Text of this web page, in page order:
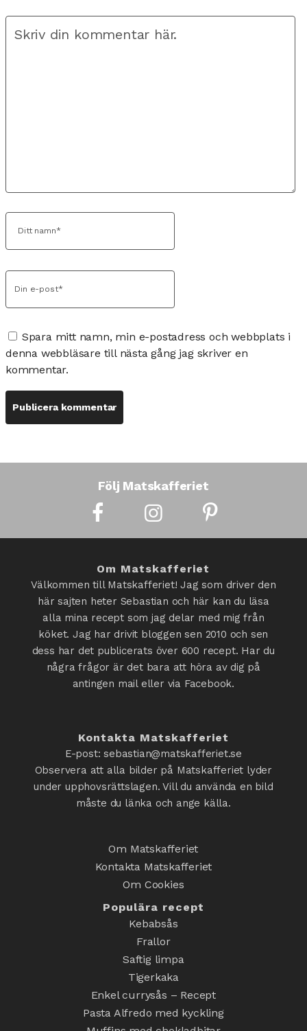
Spara mitt namn, min e-postadress och webbplats i
denna webbläsare till nästa gång jag skriver en
kommentar.
Följ Matskafferiet
Om Matskafferiet
Välkommen till Matskafferiet! Jag som driver den
här sajten heter Sebastian och här kan du läsa
alla mina recept som jag delar med mig från
köket. Jag har drivit bloggen sen 2010 och sen
dess har det publicerats över 600 recept. Har du
några frågor är det bara att höra av dig på
antingen mail eller via Facebook.
Kontakta Matskafferiet
E-post: sebastian@matskafferiet.se
Observera att alla bilder på Matskafferiet lyder
under upphovsrättslagen. Vill du använda en bild
måste du länka och ange källa.
Om Matskafferiet
Kontakta Matskafferiet
Om Cookies
Populära recept
Kebabsås
Frallor
Saftig limpa
Tigerkaka
Enkel currysås – Recept
Pasta Alfredo med kyckling